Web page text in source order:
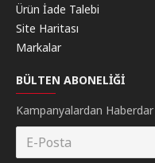
Ürün İade Talebi
Site Haritası
Markalar
BÜLTEN ABONELIĞI
Kampanyalardan